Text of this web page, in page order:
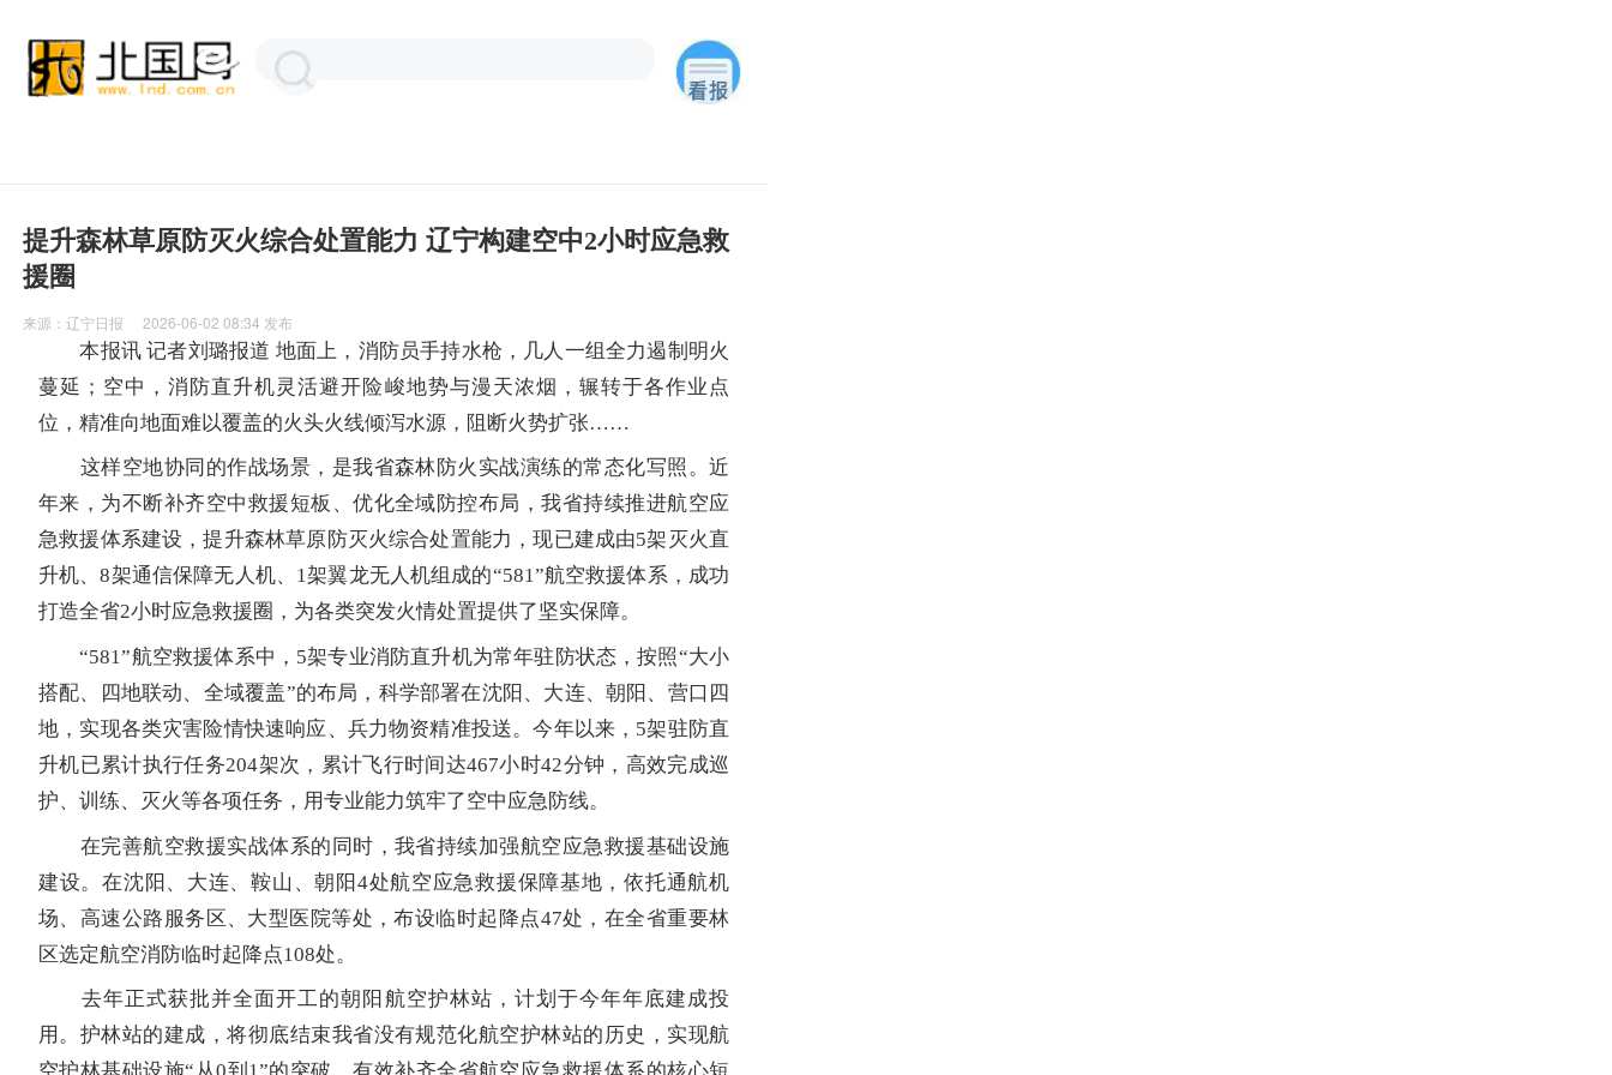
提升森林草原防灭火综合处置能力 辽宁构建空中2小时应急救
援圈
来源：辽宁日报 2026-06-02 08:34 发布
本报讯 记者刘璐报道 地面上，消防员手持水枪，几人一组全力遏制明火
蔓延；空中，消防直升机灵活避开险峻地势与漫天浓烟，辗转于各作业点
位，精准向地面难以覆盖的火头火线倾泻水源，阻断火势扩张……
这样空地协同的作战场景，是我省森林防火实战演练的常态化写照。近
年来，为不断补齐空中救援短板、优化全域防控布局，我省持续推进航空应
急救援体系建设，提升森林草原防灭火综合处置能力，现已建成由5架灭火直
升机、8架通信保障无人机、1架翼龙无人机组成的“581”航空救援体系，成功
打造全省2小时应急救援圈，为各类突发火情处置提供了坚实保障。
“581”航空救援体系中，5架专业消防直升机为常年驻防状态，按照“大小
搭配、四地联动、全域覆盖”的布局，科学部署在沈阳、大连、朝阳、营口四
地，实现各类灾害险情快速响应、兵力物资精准投送。今年以来，5架驻防直
升机已累计执行任务204架次，累计飞行时间达467小时42分钟，高效完成巡
护、训练、灭火等各项任务，用专业能力筑牢了空中应急防线。
在完善航空救援实战体系的同时，我省持续加强航空应急救援基础设施
建设。在沈阳、大连、鞍山、朝阳4处航空应急救援保障基地，依托通航机
场、高速公路服务区、大型医院等处，布设临时起降点47处，在全省重要林
区选定航空消防临时起降点108处。
去年正式获批并全面开工的朝阳航空护林站，计划于今年年底建成投
用。护林站的建成，将彻底结束我省没有规范化航空护林站的历史，实现航